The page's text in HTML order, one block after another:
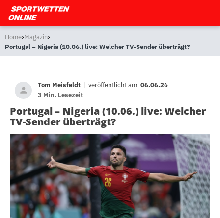
Home›Magazin›
Portugal – Nigeria (10.06.) live: Welcher TV-Sender überträgt?
Tom Meisfeldt | veröffentlicht am: 06.06.26
3 Min. Lesezeit
Portugal – Nigeria (10.06.) live: Welcher
TV-Sender überträgt?